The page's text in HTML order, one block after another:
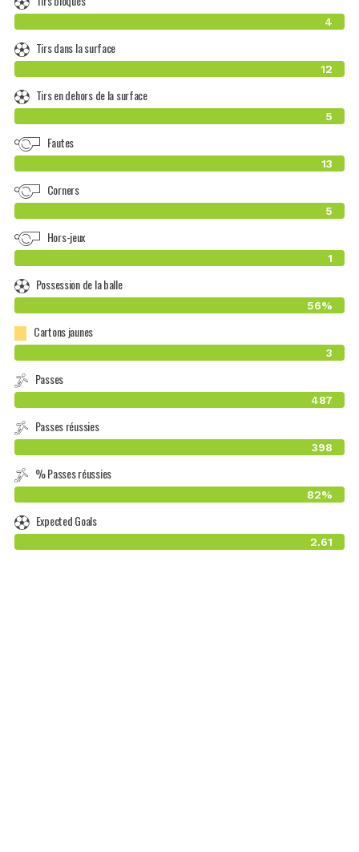
4
Tirs dans la surface
12
Tirs en dehors de la surface
5
Fautes
13
Corners
5
Hors-jeux
1
Possession de la balle
56%
Cartons jaunes
3
Passes
487
Passes réussies
398
% Passes réussies
82%
Expected Goals
2.61